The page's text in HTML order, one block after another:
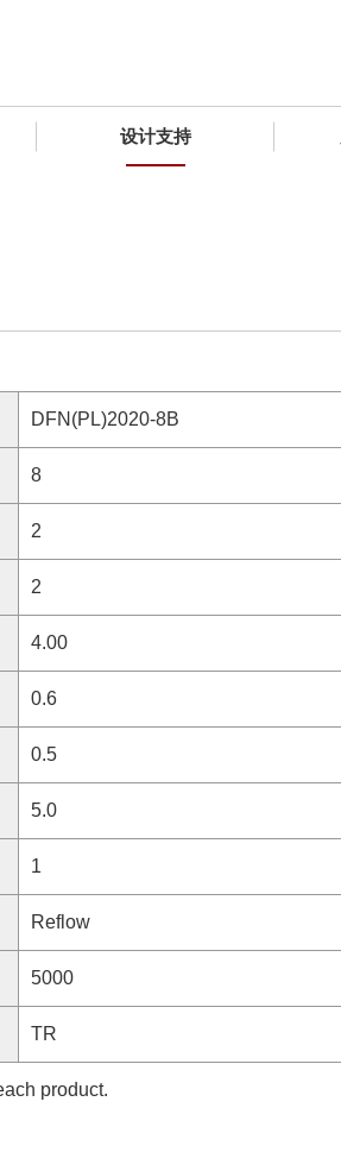
设计支持
DFN(PL)2020-8B
8
2
2
4.00
0.6
0.5
5.0
1
Reflow
5000
TR
product.